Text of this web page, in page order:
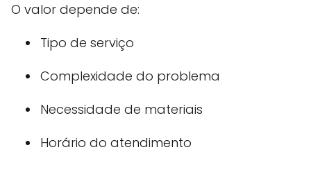
O valor depende de:
Tipo de serviço
Complexidade do problema
Necessidade de materiais
Horário do atendimento